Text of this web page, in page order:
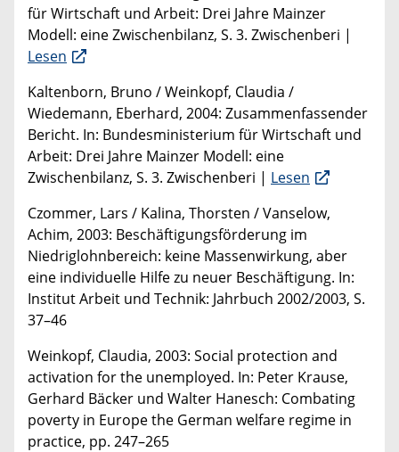
für Wirtschaft und Arbeit: Drei Jahre Mainzer
Modell: eine Zwischenbilanz, S. 3. Zwischenberi |
Lesen
Kaltenborn, Bruno / Weinkopf, Claudia /
Wiedemann, Eberhard, 2004: Zusammenfassender
Bericht. In: Bundesministerium für Wirtschaft und
Arbeit: Drei Jahre Mainzer Modell: eine
Zwischenbilanz, S. 3. Zwischenberi | Lesen
Czommer, Lars / Kalina, Thorsten / Vanselow,
Achim, 2003: Beschäftigungsförderung im
Niedriglohnbereich: keine Massenwirkung, aber
eine individuelle Hilfe zu neuer Beschäftigung. In:
Institut Arbeit und Technik: Jahrbuch 2002/2003, S.
37–46
Weinkopf, Claudia, 2003: Social protection and
activation for the unemployed. In: Peter Krause,
Gerhard Bäcker und Walter Hanesch: Combating
poverty in Europe the German welfare regime in
practice, pp. 247–265